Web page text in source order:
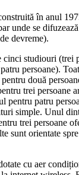
în anul
unde se
devreme).
cinci studiouri (trei
persoane).
două
trei persoane
pentru patru
simple. Unul
trei persoane
sunt orientate
cu aer